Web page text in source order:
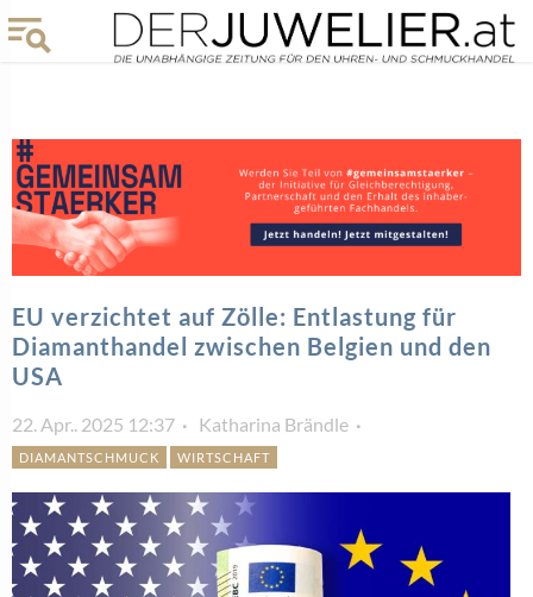
EU verzichtet auf Zölle: Entlastung für
Diamanthandel zwischen Belgien und den
USA
22. Apr.. 2025 12:37 Katharina Brändle
DIAMANTSCHMUCK WIRTSCHAFT